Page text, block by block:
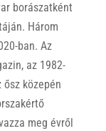
borászatként
Három
ban. Az
az 1982-
közepén
meg évről